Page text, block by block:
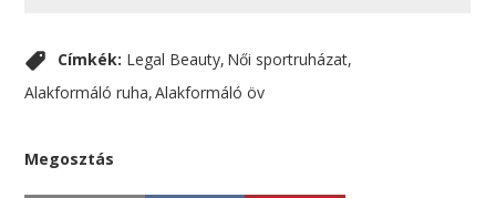
Címkék: Legal Beauty Női sportruházat
Alakformáló ruha Alakformáló öv
Megosztás